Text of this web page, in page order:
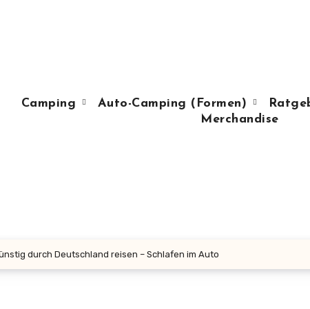
Camping Auto-Camping (Formen)
Merchandise
durch Deutschland reisen – Schlafen im Auto